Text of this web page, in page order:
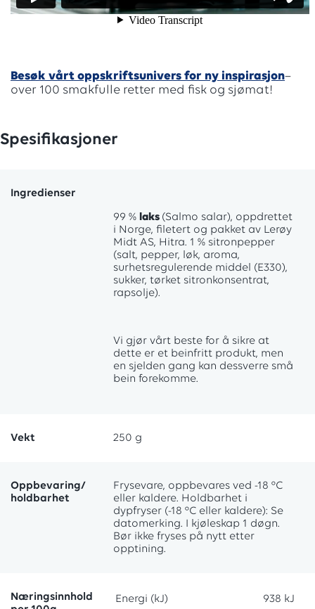
Besøk vårt oppskriftsunivers for ny inspirasjon–
over 100 smakfulle retter med fisk og sjømat!
Spesifikasjoner
Ingredienser
99 %laks (Salmo salar), oppdrettet
i Norge, filetert og pakket av Lerøy
Midt AS, Hitra. 1 % sitronpepper
(salt, pepper, løk, aroma,
surhetsregulerende middel (E330),
sukker, tørket sitronkonsentrat,
rapsolje).
Vi gjør vårt beste for å sikre at
dette er et beinfritt produkt, men
en sjelden gang kan dessverre små
bein forekomme.
Vekt 250 g
Oppbevaring/
holdbarhet
Frysevare, oppbevares ved -18 °C
eller kaldere. Holdbarhet i
dypfryser (-18 °C eller kaldere): Se
datomerking. I kjøleskap 1 døgn.
Bør ikke fryses på nytt etter
opptining.
Næringsinnhold
Energi (kJ) 938 kJ